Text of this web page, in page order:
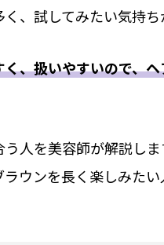
、試してみたい気持ち
、扱いやすいので、
人を美容師が解説しま
ウンを長く楽しみたい